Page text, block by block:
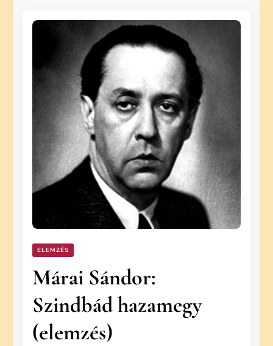
ELEMZÉS
Márai Sándor:
Szindbád hazamegy
(elemzés)